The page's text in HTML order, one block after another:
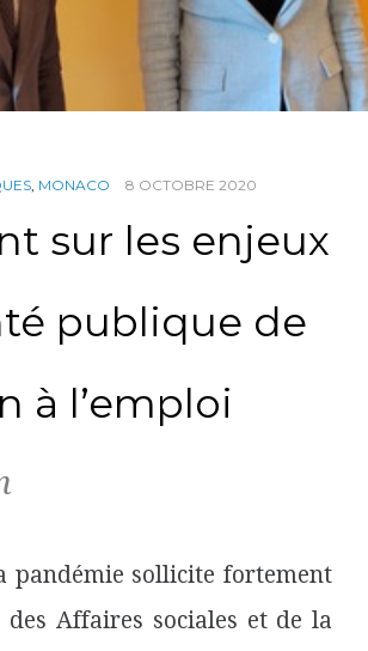
, MONACO 8 OCTOBRE 2020
sur les enjeux
publique de
à l’emploi
pandémie sollicite fortement
Affaires sociales et de la